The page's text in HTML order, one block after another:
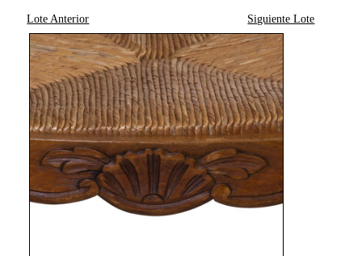
Lote Anterior Siguiente Lote